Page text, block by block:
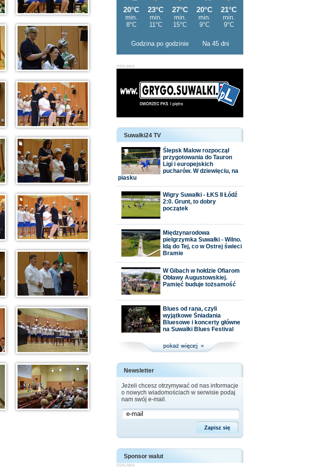
Godzina po godzinie Na 45 dni
Suwałki24 TV
Ślepsk Malow rozpoczął
przygotowania do Tauron
Ligi i europejskich
pucharów. W dziewięciu, na
piasku
Wigry Suwałki - ŁKS II Łódź
2:0. Grunt, to dobry
początek
Międzynarodowa
pielgrzymka Suwałki - Wilno.
Idą do Tej, co w Ostrej świeci
Bramie
W Gibach w hołdzie Ofiarom
Obławy Augustowskiej.
Pamięć buduje tożsamość
Blues od rana, czyli
wyjątkowe Śniadania
Bluesowe i koncerty główne
na Suwałki Blues Festival
Newsletter
Jeżeli chcesz otrzymywać od nas informacje
o nowych wiadomościach w serwisie podaj
nam swój e-mail.
Sponsor walut